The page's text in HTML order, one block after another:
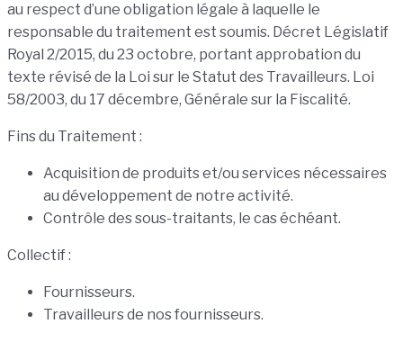
au respect d’une obligation légale à laquelle le
responsable du traitement est soumis. Décret Législatif
Royal 2/2015, du 23 octobre, portant approbation du
texte révisé de la Loi sur le Statut des Travailleurs. Loi
58/2003, du 17 décembre, Générale sur la Fiscalité.
Fins du Traitement :
Acquisition de produits et/ou services nécessaires
au développement de notre activité.
Contrôle des sous-traitants, le cas échéant.
Collectif :
Fournisseurs.
Travailleurs de nos fournisseurs.